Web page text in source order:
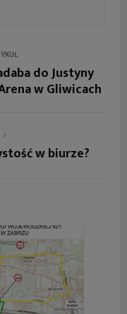
do Justyny
w Gliwicach
w biurze?